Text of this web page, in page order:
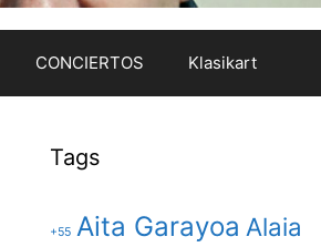
CONCIERTOS Klasikart
Tags
+55 Aita Garayoa Alaia